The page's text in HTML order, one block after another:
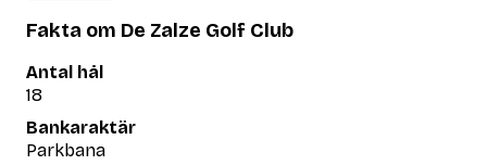
Fakta om De Zalze Golf Club
Antal hål
18
Bankaraktär
Parkbana